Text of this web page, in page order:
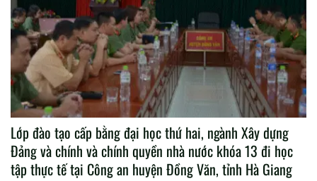
Lớp đào tạo cấp bằng đại học thứ hai, ngành Xây dựng
Đảng và chính và chính quyền nhà nước khóa 13 đi học
tập thực tế tại Công an huyện Đồng Văn, tỉnh Hà Giang